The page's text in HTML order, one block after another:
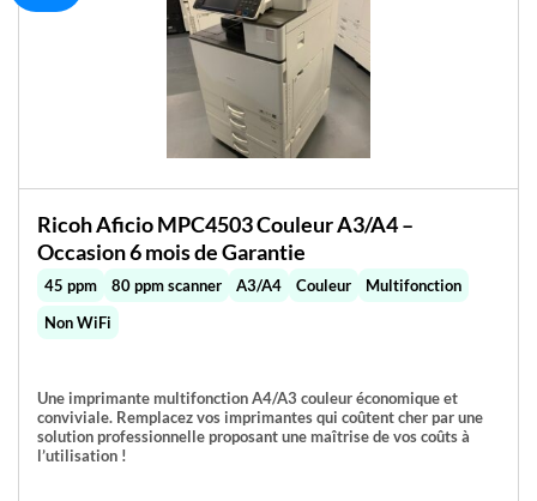
Ricoh Aficio MPC4503 Couleur A3/A4 –
Occasion 6 mois de Garantie
45 ppm 80 ppm scanner A3/A4 Couleur
Multifonction
Non WiFi
Une imprimante multifonction A4/A3 couleur économique et
conviviale. Remplacez vos imprimantes qui coûtent cher par une
solution professionnelle proposant une maîtrise de vos coûts à
l’utilisation !